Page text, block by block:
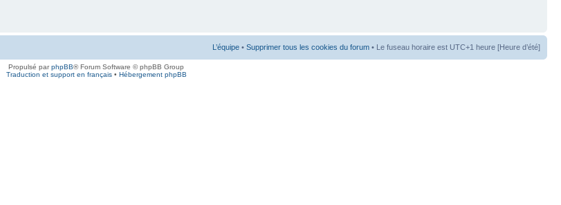
L’équipe • Supprimer tous les cookies du forum • Le fuseau horaire est UTC+1 heure [Heure d’été]
Propulsé parphpBB® Forum Software © phpBB Group
Traduction et support en français• Hébergement phpBB